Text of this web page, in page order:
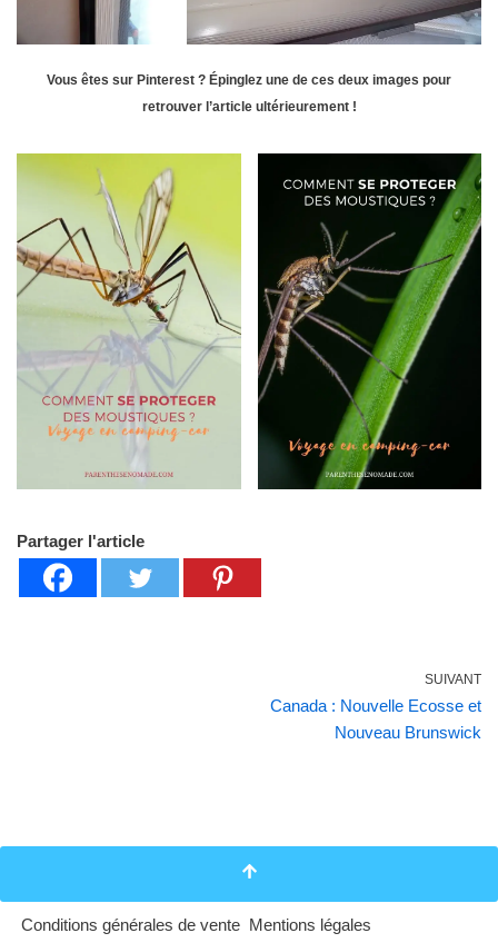
Vous êtes sur Pinterest ? Épinglez une de ces deux images pour
retrouver l’article ultérieurement !
Partager l'article
SUIVANT
Canada : Nouvelle Ecosse et
Nouveau Brunswick
Conditions générales de vente Mentions légales